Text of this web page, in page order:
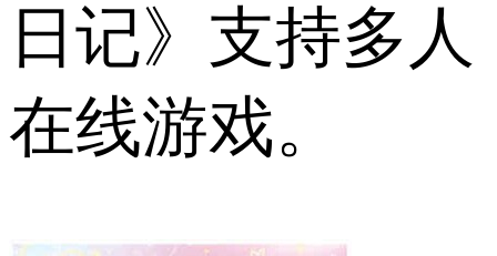
日记》支持多人
在线游戏。